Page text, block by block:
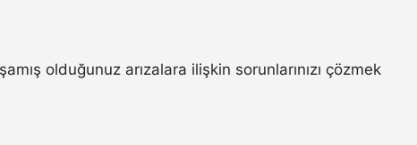
olduğunuz arızalara ilişkin sorunlarınızı çözmek